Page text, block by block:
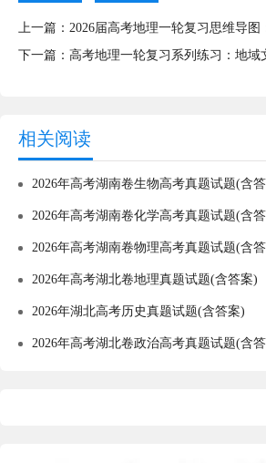
上一篇： 2026届高考地理一轮复习思维导图
下一篇： 高考地理一轮复习系列练习：地域
相关阅读
2026年高考湖南卷生物高考真题试题(含
2026年高考湖南卷化学高考真题试题(含
2026年高考湖南卷物理高考真题试题(含
2026年高考湖北卷地理真题试题(含答案)
2026年湖北高考历史真题试题(含答案)
2026年高考湖北卷政治高考真题试题(含